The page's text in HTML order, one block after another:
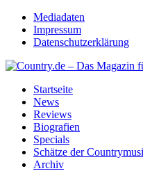
Mediadaten
Impressum
Datenschutzerklärung
Startseite
News
Reviews
Biografien
Specials
Schätze der
Archiv